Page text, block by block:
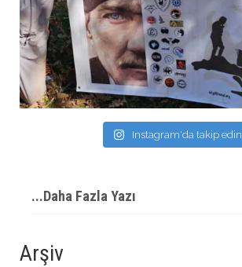
Instagram'da takip edin
...Daha Fazla Yazı
Arşiv